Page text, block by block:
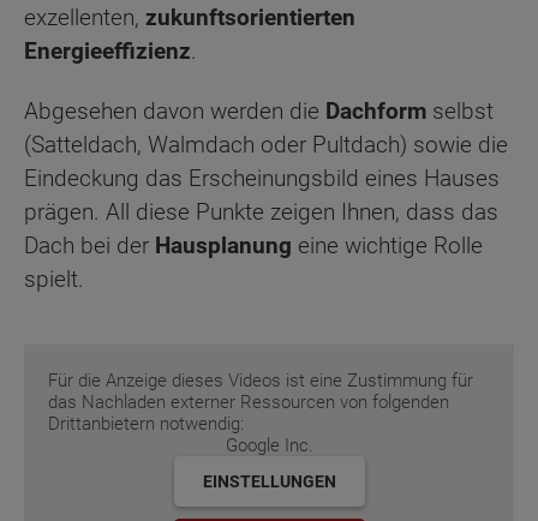
exzellenten, zukunftsorientierten
Energieeffizienz.
Abgesehen davon werden die Dachform selbst
(Satteldach, Walmdach oder Pultdach) sowie die
Eindeckung das Erscheinungsbild eines Hauses
prägen. All diese Punkte zeigen Ihnen, dass das
Dach bei der Hausplanung eine wichtige Rolle
spielt.
Für die Anzeige dieses Videos ist eine Zustimmung für
das Nachladen externer Ressourcen von folgenden
Drittanbietern notwendig:
Google Inc.
EINSTELLUNGEN